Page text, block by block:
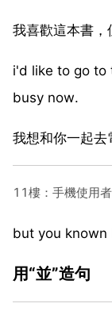
我喜歡這本書，
i'd like to go to
busy now.
我想和你一起去
11樓：手機使用者
but you
用“並”造句